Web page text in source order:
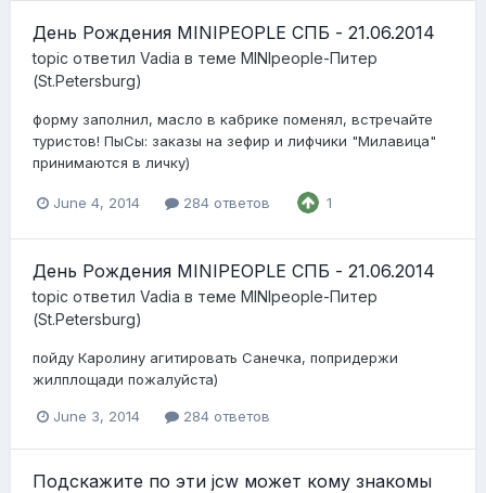
День Рождения MINIPEOPLE СПБ - 21.06.2014
topic ответил Vadia в теме MINIpeople-Питер
(St.Petersburg)
форму заполнил, масло в кабрике поменял, встречайте
туристов! ПыСы: заказы на зефир и лифчики "Милавица"
принимаются в личку)
June 4, 2014 284 ответов 1
День Рождения MINIPEOPLE СПБ - 21.06.2014
topic ответил Vadia в теме MINIpeople-Питер
(St.Petersburg)
пойду Каролину агитировать Санечка, попридержи
жилплощади пожалуйста)
June 3, 2014 284 ответов
Подскажите по эти jcw может кому знакомы